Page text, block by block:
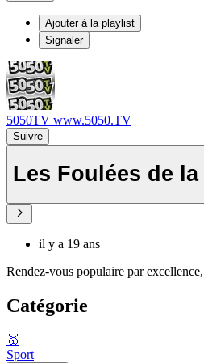
Ajouter à la playlist
Signaler
5050TV www.5050.TV
Suivre
Les Foulées de
il y a 19 ans
Rendez-vous populaire par
Catégorie
🥇
Sport